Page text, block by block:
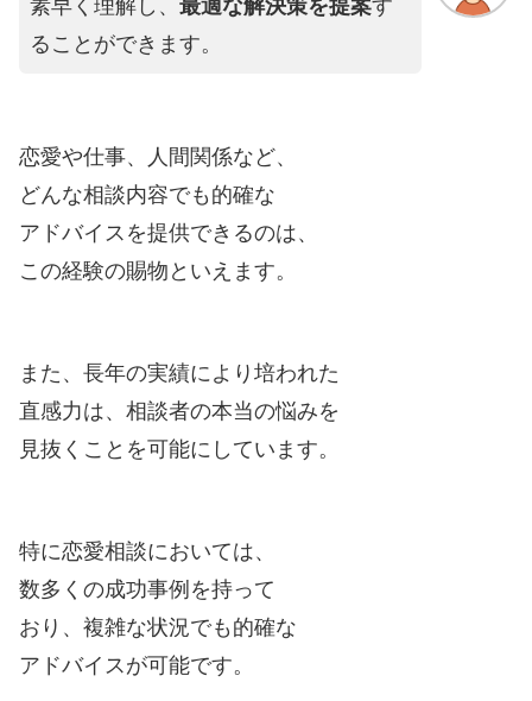
素早く理解し、 最適な解決策を提案す
ることができます。
恋愛や仕事、人間関係など、
どんな相談内容でも的確な
アドバイスを提供できるのは、
この経験の賜物といえます。
また、長年の実績により培われた
直感力は、相談者の本当の悩みを
見抜くことを可能にしています。
特に恋愛相談においては、
数多くの成功事例を持って
おり、複雑な状況でも的確な
アドバイスが可能です。